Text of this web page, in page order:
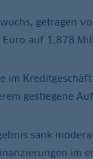
getragen
auf 1,878
im
gestiegene
sank
im